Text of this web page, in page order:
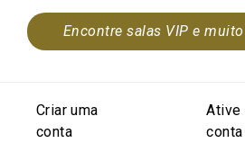
Encontre salas VIP e
Criar uma
conta
Ative
conta